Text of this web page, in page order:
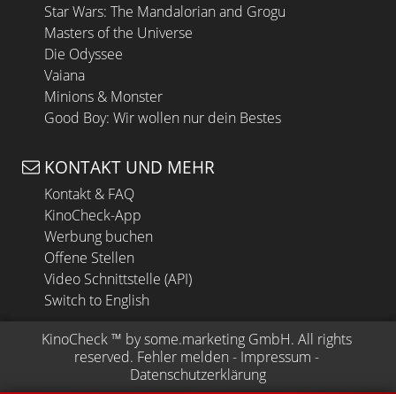
Star Wars: The Mandalorian and Grogu
Masters of the Universe
Die Odyssee
Vaiana
Minions & Monster
Good Boy: Wir wollen nur dein Bestes
KONTAKT UND MEHR
Kontakt & FAQ
KinoCheck-App
Werbung buchen
Offene Stellen
Video Schnittstelle (API)
Switch to English
KinoCheck ™ by some.marketing GmbH. All rights
reserved. Fehler melden - Impressum -
Datenschutzerklärung